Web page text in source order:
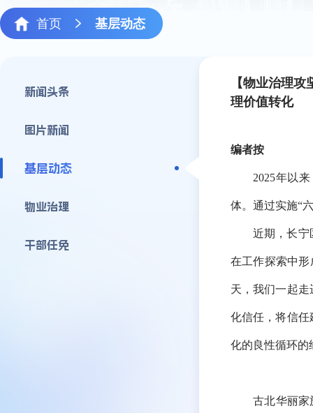
首页 基层动态
新闻头条
图片新闻
基层动态
物业治理
干部任免
【物业治理
理价值转化
编者按
2025年以
体。通过实施“
近期，长宁
在工作探索中形
天，我们一起
化信任，将信任
化的良性循环的
古北华丽家